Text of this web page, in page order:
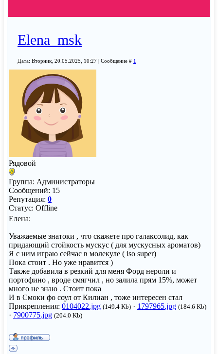
Elena_msk
Дата: Вторник, 20.05.2025, 10:27 | Сообщение # 1
Рядовой
Группа: Администраторы
Сообщений: 15
Репутация: 0
Статус: Offline
Елена:
Уважаемые знатоки , что скажете про галаксолид, как
придающий стойкость мускус ( для мускусных ароматов)
Я с ним играю сейчас в молекуле ( iso super)
Пока стоит . Но уже нравится )
Также добавила в резкий для меня Форд нероли и
портофино , вроде смягчил , но залила прям 15%, может
много не знаю . Стоит пока
И в Смоки фо соул от Килиан , тоже интересен стал
Прикрепления: 0104022.jpg (149.4 Kb) · 1797965.jpg (184.6 Kb)
· 7900775.jpg (204.0 Kb)